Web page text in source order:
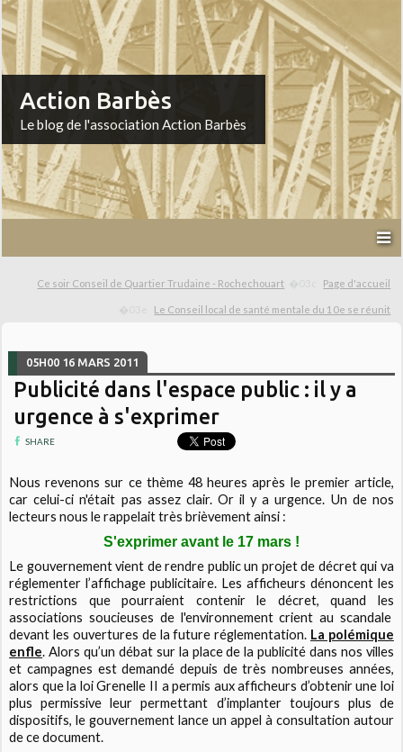
Action Barbès
Le blog de l'association Action Barbès
Ce soir Conseil de Quartier Trudaine - Rochechouart Page d'accueil
Le Conseil local de santé mentale du 10e se réunit
05H00 16 MARS 2011
Publicité dans l'espace public : il y a
urgence à s'exprimer
SHARE
Nous revenons sur ce thème 48 heures après le premier article,
car celui-ci n'était pas assez clair. Or il y a urgence. Un de nos
lecteurs nous le rappelait très brièvement ainsi :
S'exprimer avant le 17 mars !
Le gouvernement vient de rendre public un projet de décret qui va
réglementer l’affichage publicitaire. Les afficheurs dénoncent les
restrictions que pourraient contenir le décret, quand les
associations soucieuses de l'environnement crient au scandale
devant les ouvertures de la future réglementation. La polémique
enfle. Alors qu’un débat sur la place de la publicité dans nos villes
et campagnes est demandé depuis de très nombreuses années,
alors que la loi Grenelle II a permis aux afficheurs d’obtenir une loi
plus permissive leur permettant d’implanter toujours plus de
dispositifs, le gouvernement lance un appel à consultation autour
de ce document.